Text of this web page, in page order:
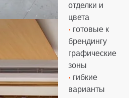
отделки и
цвета
• готовые к
брендингу
графические
зоны
• гибкие
варианты